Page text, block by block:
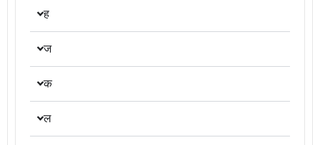
ह
ज
क
ल